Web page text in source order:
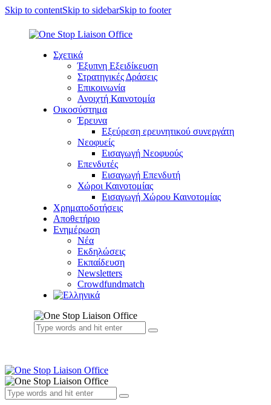
Skip to contentSkip to sidebarSkip to footer
Σχετικά
Έξυπνη Εξειδίκευση
Στρατηγικές Δράσεις
Επικοινωνία
Ανοιχτή Καινοτομία
Οικοσύστημα
Έρευνα
Εξεύρεση ερευνητικού συνεργάτη
Νεοφυείς
Εισαγωγή Νεοφυούς
Επενδυτές
Εισαγωγή Επενδυτή
Χώροι Καινοτομίας
Εισαγωγή Χώρου Καινοτομίας
Χρηματοδοτήσεις
Αποθετήριο
Ενημέρωση
Νέα
Εκδηλώσεις
Εκπαίδευση
Newsletters
Crowdfundmatch